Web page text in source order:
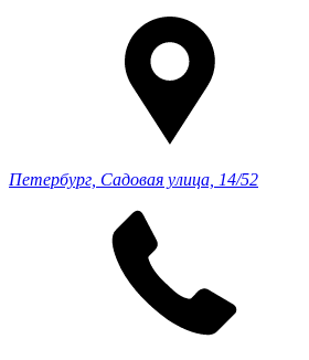
Петербург, Садовая улица, 14/52